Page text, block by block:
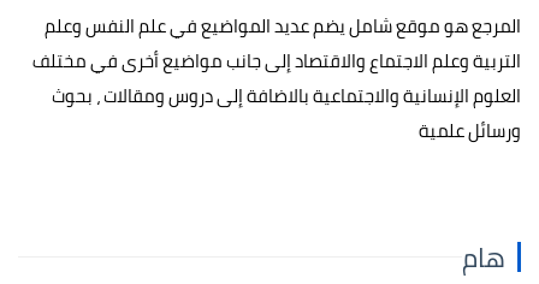
المرجع هو موقع شامل يضم عديد المواضيع في علم النفس وعلم
التربية وعلم الاجتماع والاقتصاد إلى جانب مواضيع أخرى في مختلف
العلوم الإنسانية والاجتماعية بالاضافة إلى دروس ومقالات ، بحوث
ورسائل علمية
هام